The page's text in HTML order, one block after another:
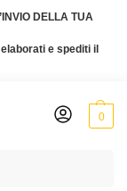
DELLA TUA
e spediti il
0
collo e rete rotonda”